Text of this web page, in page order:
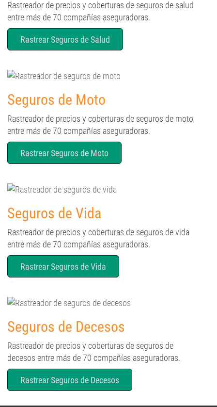
Rastreador de precios y coberturas de seguros de salud
entre más de 70 compañías aseguradoras.
Rastrear Seguros de Salud
Seguros de Moto
Rastreador de precios y coberturas de seguros de moto
entre más de 70 compañías aseguradoras.
Rastrear Seguros de Moto
Seguros de Vida
Rastreador de precios y coberturas de seguros de vida
entre más de 70 compañías aseguradoras.
Rastrear Seguros de Vida
Seguros de Decesos
Rastreador de precios y coberturas de seguros de
decesos entre más de 70 compañías aseguradoras.
Rastrear Seguros de Decesos